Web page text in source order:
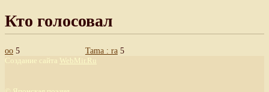
Кто голосовал
оо 5 Tama : ra5
Создание сайта WebMir.Ru